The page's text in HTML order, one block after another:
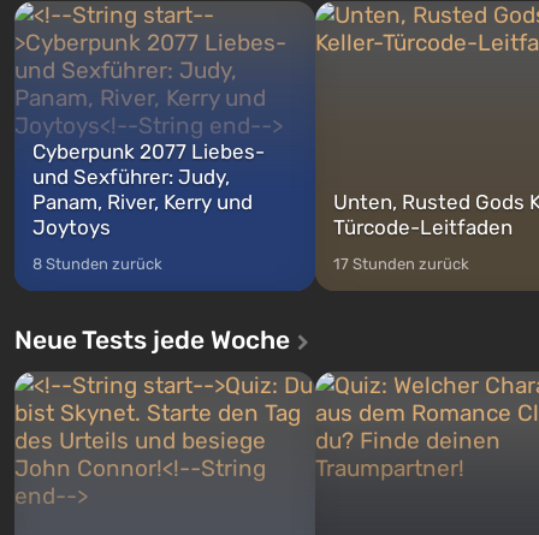
Michael, Trevor und Franklin,
zwischen denen Sie jederzeit
wechse...
nach dem Abwurf von
auf Amerika geöffnet wird.
Cyberpunk 2077 Liebes-
und Sexführer: Judy,
Panam, River, Kerry und
Joytoys
8 Stunden zurück
Unten, Rusted Gods
Türcode-Leitfaden
17 Stunden zurück
Neue Tests jede Woche